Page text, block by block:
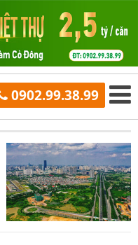
0902.99.38.99